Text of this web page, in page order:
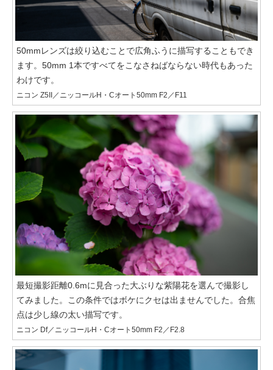
50mmレンズは絞り込むことで広角ふうに描写することもでき
ます。50mm 1本ですべてをこなさねばならない時代もあった
わけです。
ニコン Z5II／ニッコールH・Cオート50mm F2／F11
最短撮影距離0.6mに見合った大ぶりな紫陽花を選んで撮影し
てみました。この条件ではボケにクセは出ませんでした。合焦
点は少し線の太い描写です。
ニコン Df／ニッコールH・Cオート50mm F2／F2.8